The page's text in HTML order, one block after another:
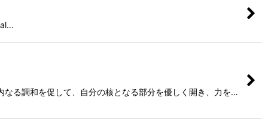
る調和を促して、自分の核となる部分を優しく開き、力を…